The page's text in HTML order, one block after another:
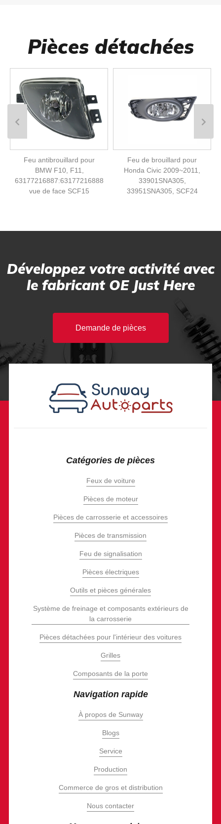
Pièces détachées
Feu antibrouillard pour
BMW F10, F11,
63177216887:63177216888
vue de face SCF15
Feu de brouillard pour
Honda Civic 2009~2011,
33901SNA305,
33951SNA305, SCF24
Développez votre activité avec
le fabricant OE Just Here
Demande de pièces
Catégories de pièces
Feux de voiture
Pièces de moteur
Pièces de carrosserie et accessoires
Pièces de transmission
Feu de signalisation
Pièces électriques
Outils et pièces générales
Système de freinage et composants extérieurs de
la carrosserie
Pièces détachées pour l'intérieur des voitures
Grilles
Composants de la porte
Navigation rapide
À propos de Sunway
Blogs
Service
Production
Commerce de gros et distribution
Nous contacter